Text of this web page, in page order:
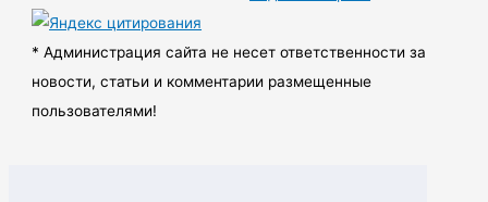
ы
* Администрация сайта не несет ответственности за
новости, статьи и комментарии размещенные
пользователями!